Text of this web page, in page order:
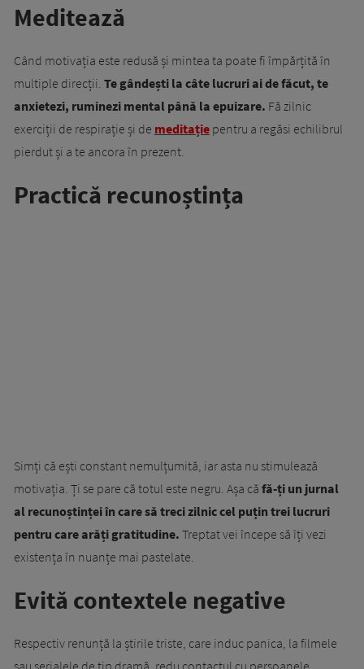
Meditează
Când motivația este redusă și mintea ta poate fi împărțită în
multiple direcții. Te gândești la câte lucruri ai de făcut, te
anxietezi, ruminezi mental până la epuizare. Fă zilnic
exerciții de respirație și de meditație pentru a regăsi echilibrul
pierdut și a te ancora în prezent.
Practică recunoștința
Simți că ești constant nemulțumită, iar asta nu stimulează
motivația. Ți se pare că totul este negru. Așa că fă-ți un jurnal
al recunoștinței în care să treci zilnic cel puțin trei lucruri
pentru care arăți gratitudine. Treptat vei începe să îți vezi
existența în nuanțe mai pastelate.
Evită contextele negative
Respectiv renunță la știrile triste, care induc panica, la filmele